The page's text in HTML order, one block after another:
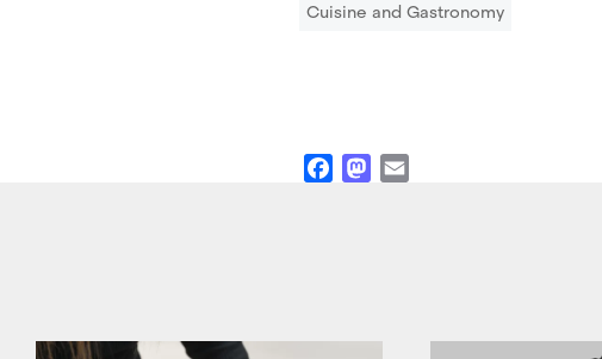
Cuisine and Gastronomy
FacebookMastodon